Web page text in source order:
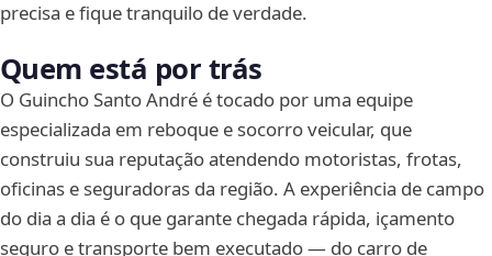
precisa e fique tranquilo de verdade.
Quem está por trás
O Guincho Santo André é tocado por uma equipe
especializada em reboque e socorro veicular, que
construiu sua reputação atendendo motoristas, frotas,
oficinas e seguradoras da região. A experiência de campo
do dia a dia é o que garante chegada rápida, içamento
seguro e transporte bem executado — do carro de